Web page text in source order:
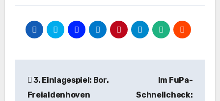
3. Einlagespiel: Bor.
Freialdenhoven
Im FuPa-
Schnellcheck: